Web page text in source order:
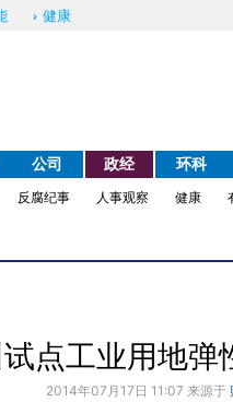
健康
公司 政经 环科
反腐纪事
人事观察 健康
试点工业用地弹
2014年07月17日 11:07 来源于